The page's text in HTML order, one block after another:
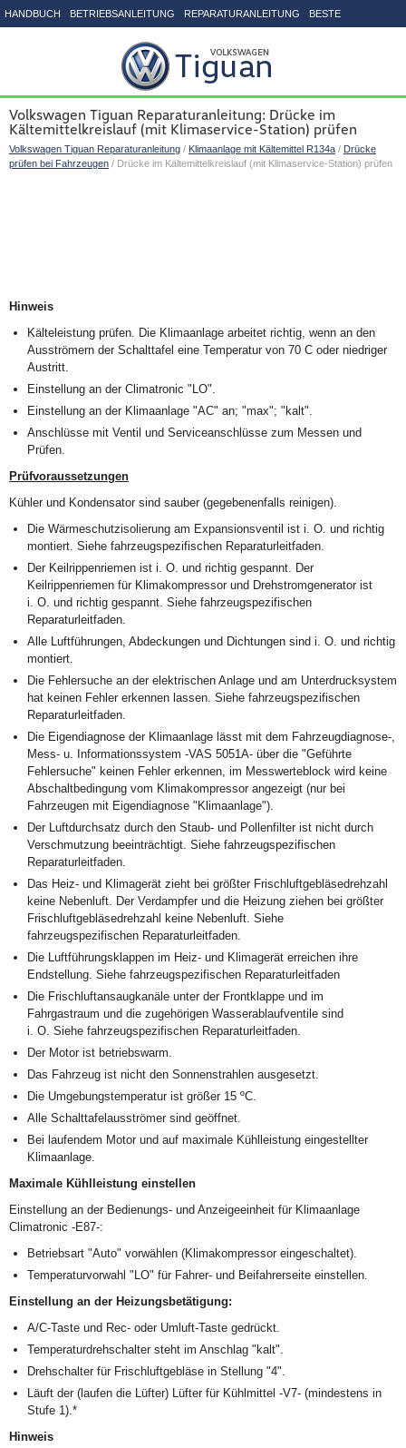
HANDBUCH BETRIEBSANLEITUNG REPARATURANLEITUNG BESTE
Volkswagen Tiguan Reparaturanleitung: Drücke im
Kältemittelkreislauf (mit Klimaservice-Station) prüfen
Volkswagen Tiguan Reparaturanleitung / Klimaanlage mit Kältemittel R134a / Drücke
prüfen bei Fahrzeugen / Drücke im Kältemittelkreislauf (mit Klimaservice-Station) prüfen
Hinweis
Kälteleistung prüfen. Die Klimaanlage arbeitet richtig, wenn an den
Ausströmern der Schalttafel eine Temperatur von 70 C oder niedriger
Austritt.
Einstellung an der Climatronic "LO".
Einstellung an der Klimaanlage "AC" an; "max"; "kalt".
Anschlüsse mit Ventil und Serviceanschlüsse zum Messen und
Prüfen.
Prüfvoraussetzungen
Kühler und Kondensator sind sauber (gegebenenfalls reinigen).
Die Wärmeschutzisolierung am Expansionsventil ist i. O. und richtig
montiert. Siehe fahrzeugspezifischen Reparaturleitfaden.
Der Keilrippenriemen ist i. O. und richtig gespannt. Der
Keilrippenriemen für Klimakompressor und Drehstromgenerator ist
i. O. und richtig gespannt. Siehe fahrzeugspezifischen
Reparaturleitfaden.
Alle Luftführungen, Abdeckungen und Dichtungen sind i. O. und richtig
montiert.
Die Fehlersuche an der elektrischen Anlage und am Unterdrucksystem
hat keinen Fehler erkennen lassen. Siehe fahrzeugspezifischen
Reparaturleitfaden.
Die Eigendiagnose der Klimaanlage lässt mit dem Fahrzeugdiagnose-,
Mess- u. Informationssystem -VAS 5051A- über die "Geführte
Fehlersuche" keinen Fehler erkennen, im Messwerteblock wird keine
Abschaltbedingung vom Klimakompressor angezeigt (nur bei
Fahrzeugen mit Eigendiagnose "Klimaanlage").
Der Luftdurchsatz durch den Staub- und Pollenfilter ist nicht durch
Verschmutzung beeinträchtigt. Siehe fahrzeugspezifischen
Reparaturleitfaden.
Das Heiz- und Klimagerät zieht bei größter Frischluftgebläsedrehzahl
keine Nebenluft. Der Verdampfer und die Heizung ziehen bei größter
Frischluftgebläsedrehzahl keine Nebenluft. Siehe
fahrzeugspezifischen Reparaturleitfaden.
Die Luftführungsklappen im Heiz- und Klimagerät erreichen ihre
Endstellung. Siehe fahrzeugspezifischen Reparaturleitfaden
Die Frischluftansaugkanäle unter der Frontklappe und im
Fahrgastraum und die zugehörigen Wasserablaufventile sind
i. O. Siehe fahrzeugspezifischen Reparaturleitfaden.
Der Motor ist betriebswarm.
Das Fahrzeug ist nicht den Sonnenstrahlen ausgesetzt.
Die Umgebungstemperatur ist größer 15 ºC.
Alle Schalttafelausströmer sind geöffnet.
Bei laufendem Motor und auf maximale Kühlleistung eingestellter
Klimaanlage.
Maximale Kühlleistung einstellen
Einstellung an der Bedienungs- und Anzeigeeinheit für Klimaanlage
Climatronic -E87-:
Betriebsart "Auto" vorwählen (Klimakompressor eingeschaltet).
Temperaturvorwahl "LO" für Fahrer- und Beifahrerseite einstellen.
Einstellung an der Heizungsbetätigung:
A/C-Taste und Rec- oder Umluft-Taste gedrückt.
Temperaturdrehschalter steht im Anschlag "kalt".
Drehschalter für Frischluftgebläse in Stellung "4".
Läuft der (laufen die Lüfter) Lüfter für Kühlmittel -V7- (mindestens in
Stufe 1).*
Hinweis